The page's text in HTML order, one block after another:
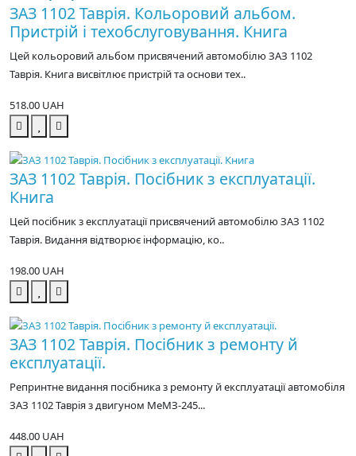
ЗАЗ 1102 Таврія. Кольоровий альбом.
Пристрій і техобслуговування. Книга
Цей кольоровий альбом присвячений автомобілю ЗАЗ 1102
Таврія. Книга висвітлює пристрій та основи тех..
518.00 UAH
ЗАЗ 1102 Таврія. Посібник з експлуатації.
Книга
Цей посібник з експлуатації присвячений автомобілю ЗАЗ 1102
Таврія. Видання відтворює інформацію, ко..
198.00 UAH
ЗАЗ 1102 Таврія. Посібник з ремонту й
експлуатації.
Репринтне видання посібника з ремонту й експлуатації автомобіля
ЗАЗ 1102 Таврія з двигуном МеМЗ-245...
448.00 UAH